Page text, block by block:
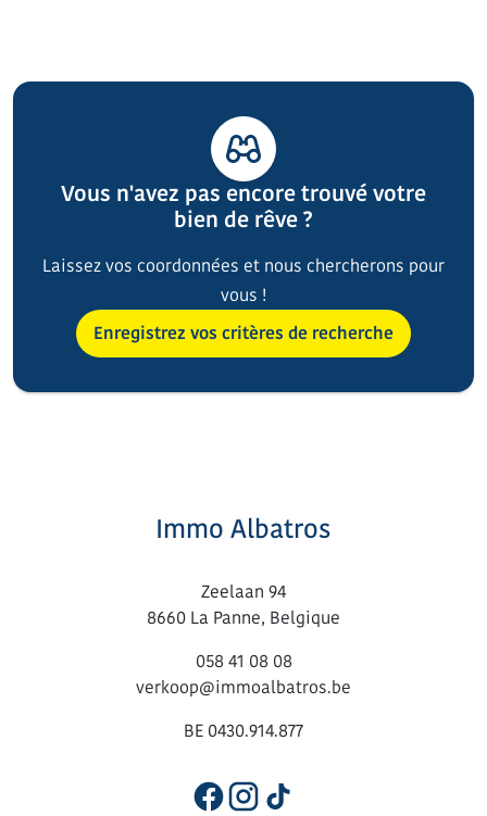
Vous n'avez pas encore trouvé votre
bien de rêve ?
Laissez vos coordonnées et nous chercherons pour
vous !
Enregistrez vos critères de recherche
Immo Albatros
Zeelaan 94
8660 La Panne, Belgique
058 41 08 08
verkoop@immoalbatros.be
BE 0430.914.877